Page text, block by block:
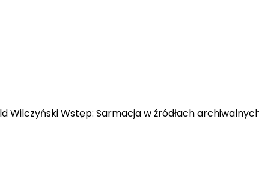
Wilczyński Wstęp: Sarmacja w źródłach